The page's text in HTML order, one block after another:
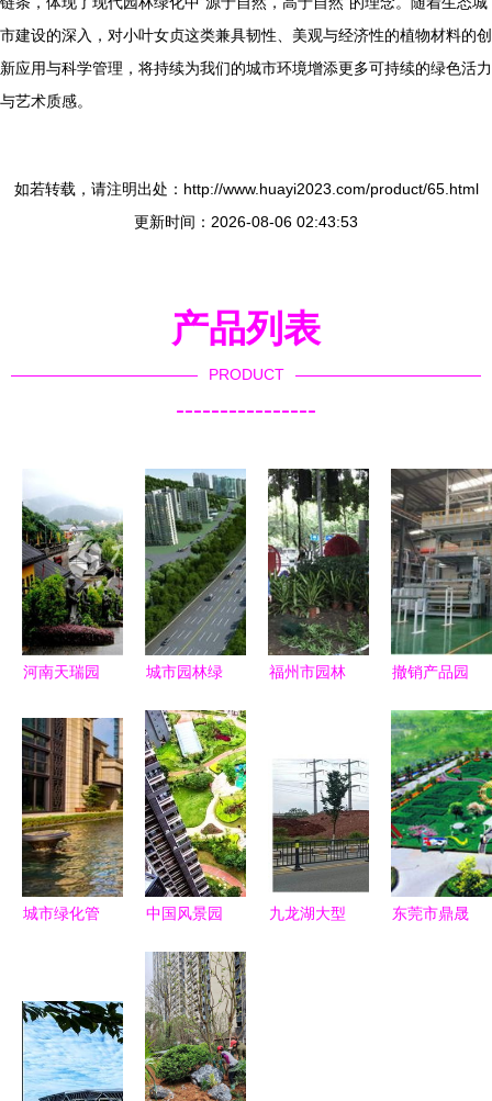
市建设的深入，对小叶女贞这类兼具韧性、美观与经济性的植物材料的创
新应用与科学管理，将持续为我们的城市环境增添更多可持续的绿色活力
与艺术质感。
如若转载，请注明出处：http://www.huayi2023.com/product/65.html
更新时间：2026-08-06 02:43:53
产品列表
PRODUCT
----------------
河南天瑞园
安阳地区卵
石路面施工
方案与最低
优惠价格解
析
城市园林绿
及验收规范
推动可持续
发展的绿色
引擎
福州市园林
以优质绿化
献礼十九大
撤销产品园
布与建筑施
工无纺布定
制对城市绿
化管理的战
略影响分析
城市绿化管
割方法与技
巧详解
中国风景园
园林工程精
品项目回顾
与城市绿化
管理实践
九龙湖大型
东莞市鼎晟